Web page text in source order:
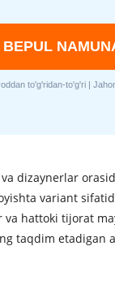
BEPUL
to'g'ridan-to'g'ri |
dizaynerlar
variant
hattoki tijorat
taqdim etadigan